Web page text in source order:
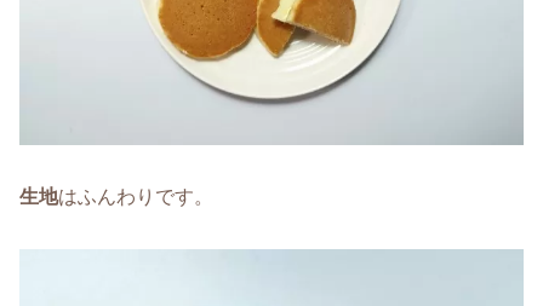
生地はふんわりです。